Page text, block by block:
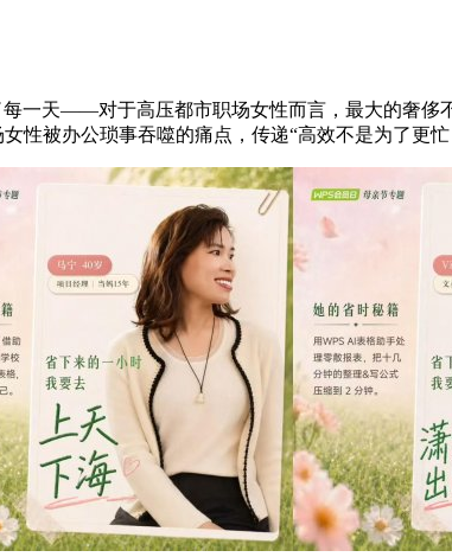
天——对于高压都市职场女性而言，最大的奢侈
性被办公琐事吞噬的痛点，传递“高效不是为了更